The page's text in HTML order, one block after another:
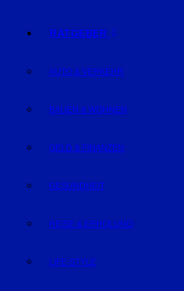
RATGEBER
AUTO & VERKEHR
BAUEN & WOHNEN
GELD & FINANZEN
GESUNDHEIT
REISE & ERHOLUNG
LIFE-STYLE